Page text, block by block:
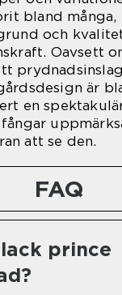
bland många,
och
Oavsett
är
en
att se den.
FAQ
prince